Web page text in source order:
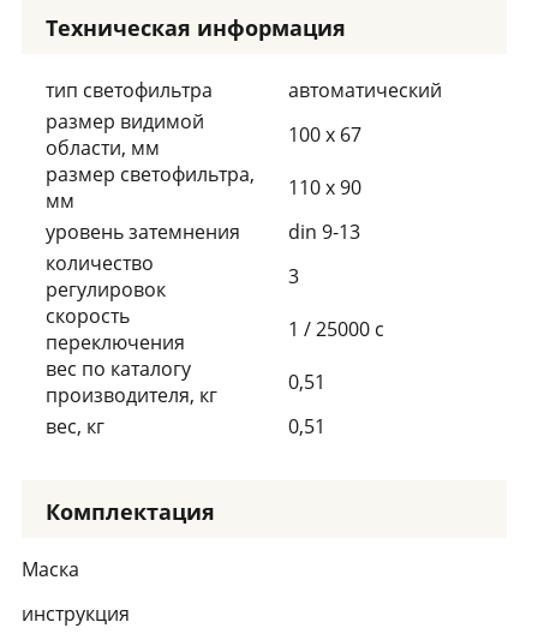
Техническая информация
тип светофильтра
автоматический
размер видимой
области, мм
100 х 67
размер светофильтра,
мм
110 х 90
уровень затемнения
din 9-13
количество
регулировок
3
скорость
переключения
1 / 25000 с
вес по каталогу
производителя, кг
0,51
вес, кг
0,51
Комплектация
Маска
инструкция